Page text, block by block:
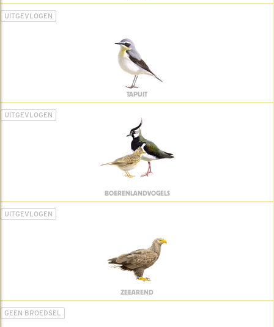
UITGEVLOGEN
TAPUIT
UITGEVLOGEN
BOERENLANDVOGELS
UITGEVLOGEN
ZEEAREND
GEEN BROEDSEL